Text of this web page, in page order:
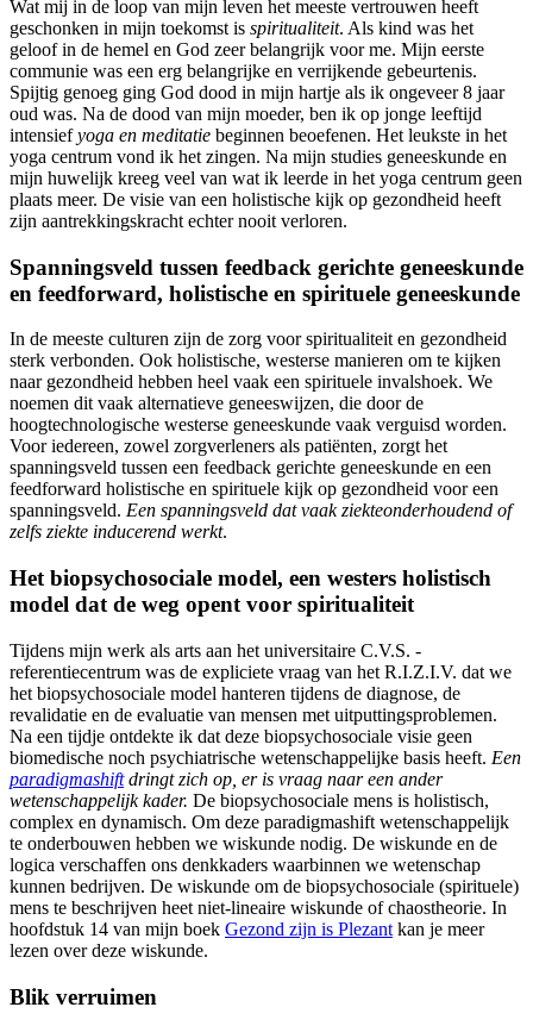
Wat mij in de loop van mijn leven het meeste vertrouwen heeft
geschonken in mijn toekomst is spiritualiteit. Als kind was het
geloof in de hemel en God zeer belangrijk voor me. Mijn eerste
communie was een erg belangrijke en verrijkende gebeurtenis.
Spijtig genoeg ging God dood in mijn hartje als ik ongeveer 8 jaar
oud was. Na de dood van mijn moeder, ben ik op jonge leeftijd
intensiefyoga en meditatie beginnen beoefenen. Het leukste in het
yoga centrum vond ik het zingen. Na mijn studies geneeskunde en
mijn huwelijk kreeg veel van wat ik leerde in het yoga centrum geen
plaats meer. De visie van een holistische kijk op gezondheid heeft
zijn aantrekkingskracht echter nooit verloren.
Spanningsveld tussen feedback gerichte geneeskunde
en feedforward, holistische en spirituele geneeskunde
In de meeste culturen zijn de zorg voor spiritualiteit en gezondheid
sterk verbonden. Ook holistische, westerse manieren om te kijken
naar gezondheid hebben heel vaak een spirituele invalshoek. We
noemen dit vaak alternatieve geneeswijzen, die door de
hoogtechnologische westerse geneeskunde vaak verguisd worden.
Voor iedereen, zowel zorgverleners als patiënten, zorgt het
spanningsveld tussen een feedback gerichte geneeskunde en een
feedforward holistische en spirituele kijk op gezondheid voor een
spanningsveld. Een spanningsveld dat vaak ziekteonderhoudend of
zelfs ziekte inducerend werkt.
Het biopsychosociale model, een westers holistisch
model dat de weg opent voor spiritualiteit
Tijdens mijn werk als arts aan het universitaire C.V.S. -
referentiecentrum was de expliciete vraag van het R.I.Z.I.V. dat we
het biopsychosociale model hanteren tijdens de diagnose, de
revalidatie en de evaluatie van mensen met uitputtingsproblemen.
Na een tijdje ontdekte ik dat deze biopsychosociale visie geen
biomedische noch psychiatrische wetenschappelijke basis heeft. Een
paradigmashiftdringt zich op, er is vraag naar een ander
wetenschappelijk kader. De biopsychosociale mens is holistisch,
complex en dynamisch. Om deze paradigmashift wetenschappelijk
te onderbouwen hebben we wiskunde nodig. De wiskunde en de
logica verschaffen ons denkkaders waarbinnen we wetenschap
kunnen bedrijven. De wiskunde om de biopsychosociale (spirituele)
mens te beschrijven heet niet-lineaire wiskunde of chaostheorie. In
hoofdstuk 14 van mijn boek Gezond zijn is Plezant kan je meer
lezen over deze wiskunde.
Blik verruimen